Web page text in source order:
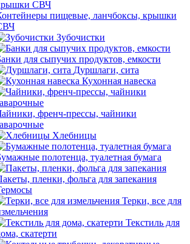
пищевые, ланчбоксы, крышки
Зубочистки
для сыпучих продуктов, емкости
Дуршлаги, сита
Кухонная навеска
френч-прессы, чайники
Хлебницы
полотенца, туалетная бумага
пленки, фольга для запекания
Терки, все для
Текстиль для
скатерти